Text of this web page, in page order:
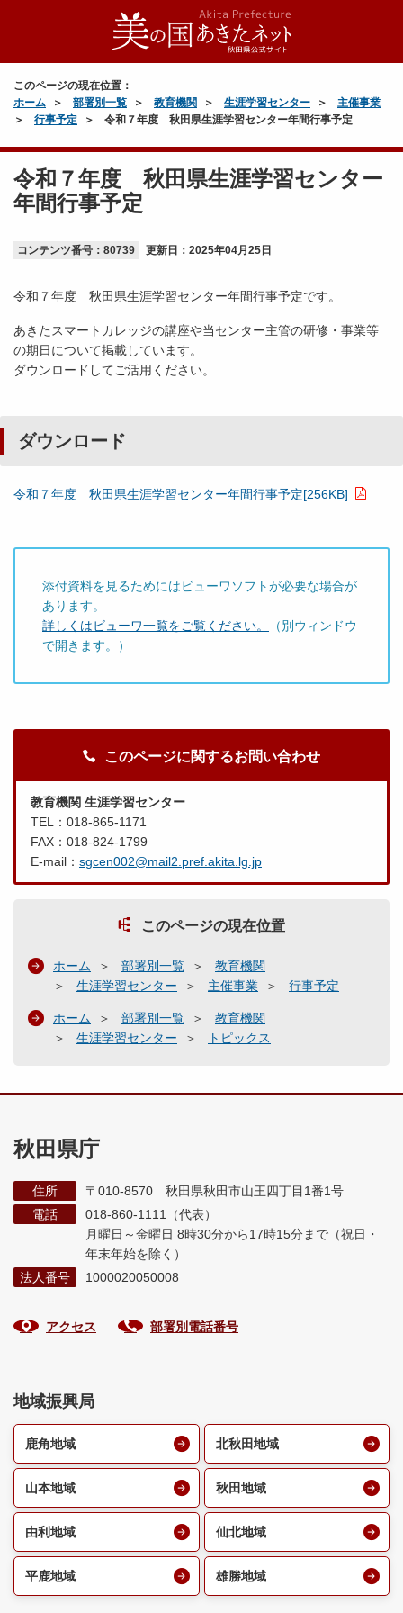
このページの現在位置：
ホーム
部署別一覧 教育機関 生涯学習センター
主催事業
行事予定
令和７年度 秋田県生涯学習センター年間行事予定
令和７年度 秋田県生涯学習センター
年間行事予定
コンテンツ番号：80739 更新日： 2025年04月25日
令和７年度 秋田県生涯学習センター年間行事予定です。
あきたスマートカレッジの講座や当センター主管の研修・事業等
の期日について掲載しています。
ダウンロードしてご活用ください。
ダウンロード
令和７年度 秋田県生涯学習センター年間行事予定[256KB]
添付資料を見るためにはビューワソフトが必要な場合が
あります。
詳しくはビューワ一覧をご覧ください。
（別ウィンドウ
で開きます。）
このページに関するお問い合わせ
教育機関 生涯学習センター
TEL：018-865-1171
FAX：018-824-1799
E-mail： sgcen002@mail2.pref.akita.lg.jp
このページの現在位置
ホーム 部署別一覧
教育機関
生涯学習センター
主催事業 行事予定
ホーム 部署別一覧
教育機関
生涯学習センター
トピックス
秋田県庁
住所
〒010-8570 秋田県秋田市山王四丁目1番1号
電話
018-860-1111（代表）
月曜日～金曜日 8時30分から17時15分まで （祝日・
年末年始を除く）
法人番号
1000020050008
アクセス 部署別電話番号
地域振興局
鹿角地域 北秋田地域
山本地域 秋田地域
由利地域 仙北地域
平鹿地域 雄勝地域